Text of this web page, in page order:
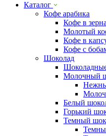
Каталог
Кофе арабика
Кофе в
Молотый
Кофе в
Кофе с
Шоколад
Молочный
Белый
Горький
Темный